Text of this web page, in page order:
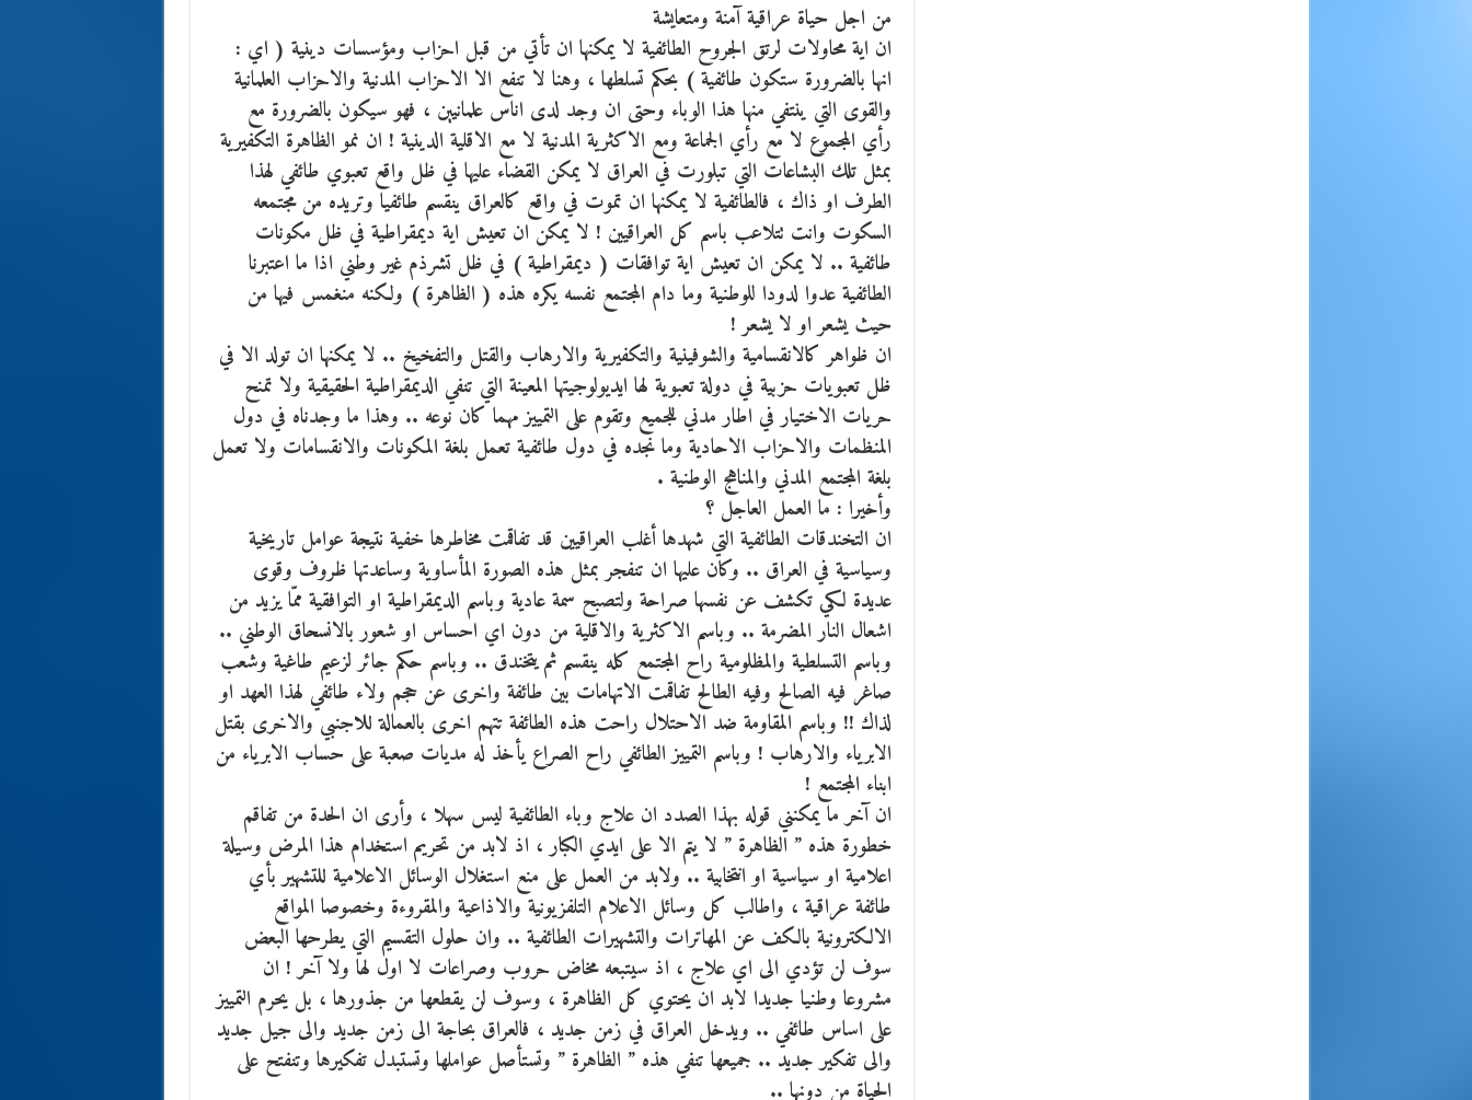
من اجل حياة عراقية آمنة ومتعايشة
ان اية محاولات لرتق الجروح الطائفية لا يمكنها ان تأتي من قبل احزاب ومؤسسات دينية ( اي :
انها بالضرورة ستكون طائفية ) بحكم تسلطها ، وهنا لا تنفع الا الاحزاب المدنية والاحزاب العلمانية
والقوى التي ينتفي منها هذا الوباء وحتى ان وجد لدى اناس علمانيين ، فهو سيكون بالضرورة مع
رأي المجموع لا مع رأي الجماعة ومع الاكثرية المدنية لا مع الاقلية الدينية ! ان نمو الظاهرة التكفيرية
بمثل تلك البشاعات التي تبلورت في العراق لا يمكن القضاء عليها في ظل واقع تعبوي طائفي لهذا
الطرف او ذاك ، فالطائفية لا يمكنها ان تموت في واقع كالعراق ينقسم طائفيا وتريده من مجتمعه
السكوت وانت تتلاعب باسم كل العراقيين ! لا يمكن ان تعيش اية ديمقراطية في ظل مكونات
طائفية .. لا يمكن ان تعيش اية توافقات ( ديمقراطية ) في ظل تشرذم غير وطني اذا ما اعتبرنا
الطائفية عدوا لدودا للوطنية وما دام المجتمع نفسه يكره هذه ( الظاهرة ) ولكنه منغمس فيها من
حيث يشعر او لا يشعر !
ان ظواهر كالانقسامية والشوفينية والتكفيرية والارهاب والقتل والتفخيخ .. لا يمكنها ان تولد الا في
ظل تعبويات حزبية في دولة تعبوية لها ايديولوجيتها المعينة التي تنفي الديمقراطية الحقيقية ولا تمنح
حريات الاختيار في اطار مدني للجميع وتقوم على التمييز مهما كان نوعه .. وهذا ما وجدناه في دول
المنظمات والاحزاب الاحادية وما نجده في دول طائفية تعمل بلغة المكونات والانقسامات ولا تعمل
بلغة المجتمع المدني والمناهج الوطنية .
وأخيرا : ما العمل العاجل ؟
ان التخندقات الطائفية التي شهدها أغلب العراقيين قد تفاقمت مخاطرها خفية نتيجة عوامل تاريخية
وسياسية في العراق .. وكان عليها ان تنفجر بمثل هذه الصورة المأساوية وساعدتها ظروف وقوى
عديدة لكي تكشف عن نفسها صراحة ولتصبح سمة عادية وباسم الديمقراطية او التوافقية ممّا يزيد من
اشعال النار المضرمة .. وباسم الاكثرية والاقلية من دون اي احساس او شعور بالانسحاق الوطني ..
وباسم التسلطية والمظلومية راح المجتمع كله ينقسم ثم يتخندق .. وباسم حكم جائر لزعيم طاغية وشعب
صاغر فيه الصالح وفيه الطالح تفاقمت الاتهامات بين طائفة واخرى عن حجم ولاء طائفي لهذا العهد او
لذاك !! وباسم المقاومة ضد الاحتلال راحت هذه الطائفة تتهم اخرى بالعمالة للاجنبي والاخرى بقتل
الابرياء والارهاب ! وباسم التمييز الطائفي راح الصراع يأخذ له مديات صعبة على حساب الابرياء من
ابناء المجتمع !
ان آخر ما يمكنني قوله بهذا الصدد ان علاج وباء الطائفية ليس سهلا ، وأرى ان الحدة من تفاقم
خطورة هذه ” الظاهرة ” لا يتم الا على ايدي الكبار ، اذ لابد من تحريم استخدام هذا المرض وسيلة
اعلامية او سياسية او انتخابية .. ولابد من العمل على منع استغلال الوسائل الاعلامية للتشهير بأي
طائفة عراقية ، واطالب كل وسائل الاعلام التلفزيونية والاذاعية والمقروءة وخصوصا المواقع
الالكترونية بالكف عن المهاترات والتشهيرات الطائفية .. وان حلول التقسيم التي يطرحها البعض
سوف لن تؤدي الى اي علاج ، اذ سيتبعه مخاض حروب وصراعات لا اول لها ولا آخر ! ان
مشروعا وطنيا جديدا لابد ان يحتوي كل الظاهرة ، وسوف لن يقطعها من جذورها ، بل يحرم التمييز
على اساس طائفي .. ويدخل العراق في زمن جديد ، فالعراق بحاجة الى زمن جديد والى جيل جديد
والى تفكير جديد .. جميعها تنفي هذه ” الظاهرة ” وتستأصل عواملها وتستبدل تفكيرها وتنفتح على
الحياة من دونها ..